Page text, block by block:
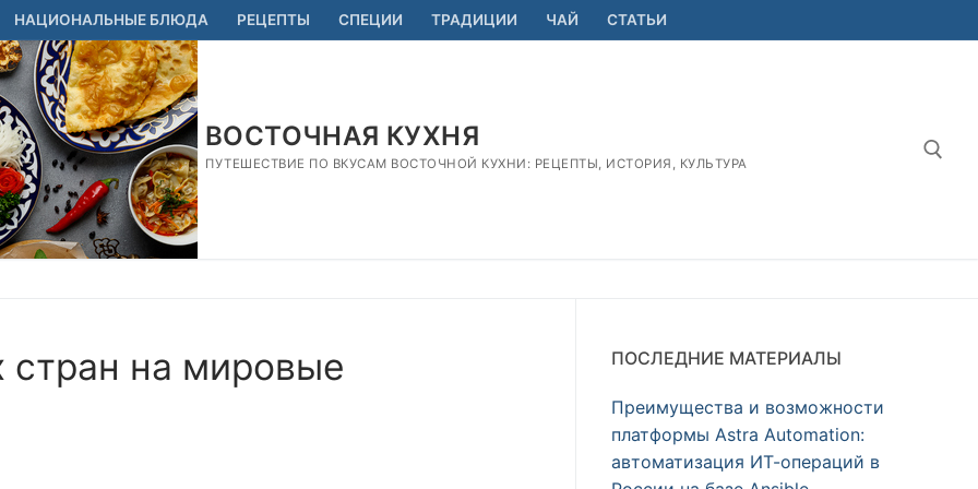
НАЦИОНАЛЬНЫЕ БЛЮДА РЕЦЕПТЫ СПЕЦИИ ТРАДИЦИИ ЧАЙ СТАТЬИ
ВОСТОЧНАЯ КУХНЯ
ПУТЕШЕСТВИЕ ПО ВКУСАМ ВОСТОЧНОЙ КУХНИ: РЕЦЕПТЫ, ИСТОРИЯ, КУЛЬТУРА
стран на мировые ПОСЛЕДНИЕ МАТЕРИАЛЫ
Преимущества и возможности
платформы Astra Automation:
автоматизация ИТ-операций в